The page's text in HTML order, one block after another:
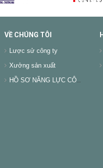
VỀ CHÚNG TÔI
Lược sử công ty
Xưởng sản xuất
HỒ SƠ NĂNG LỰC CÔNG TY